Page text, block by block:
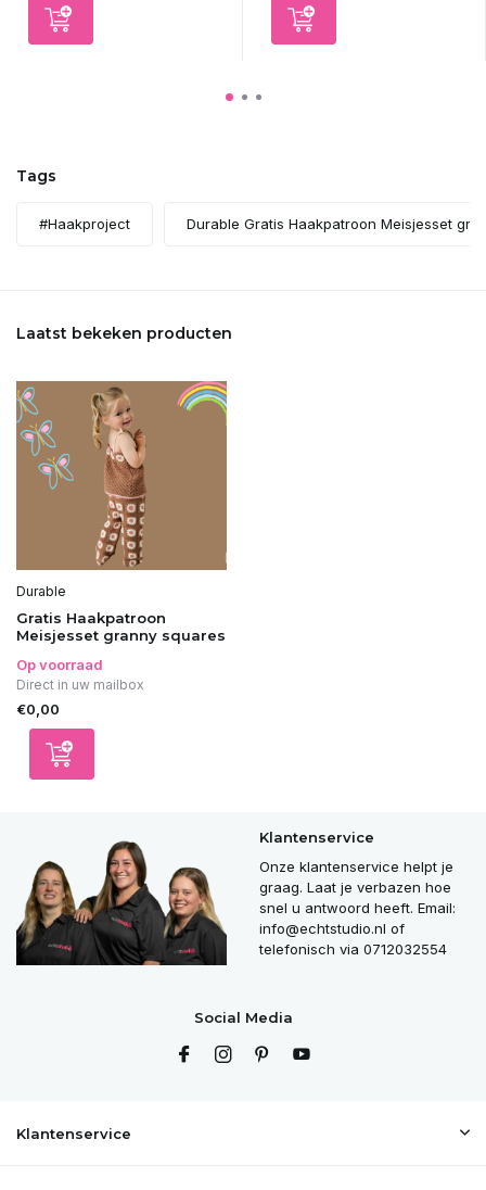
Tags
#Haakproject Durable Gratis Haakpatroon Meisjesset
Laatst bekeken producten
Durable
Gratis Haakpatroon
Meisjesset granny squares
Op voorraad
Direct in uw mailbox
€0,00
Klantenservice
Onze klantenservice helpt je
graag. Laat je verbazen hoe
snel u antwoord heeft. Email:
info@echtstudio.nl of
telefonisch via 0712032554
Social Media
Klantenservice